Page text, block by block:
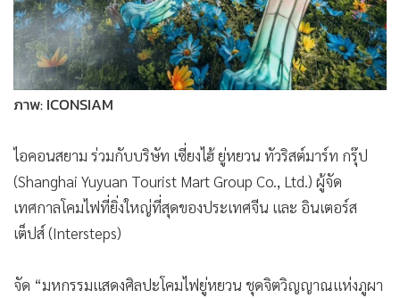
• ญี่ปุ่น
• News1
Gotomanager
ภาพ: ICONSIAM
ไอคอนสยาม ร่วมกับบริษัท เซี่ยงไฮ้ ยู่หยวน ทัวริสต์มาร์ท กรุ๊ป
(Shanghai Yuyuan Tourist Mart Group Co., Ltd.) ผู้จัด
เทศกาลโคมไฟที่ยิ่งใหญ่ที่สุดของประเทศจีน และ อินเตอร์ส
เต็ปส์ (Intersteps)
จัด “มหกรรมแสดงศิลปะโคมไฟยู่หยวน ชุดจิตวิญญาณแห่งภูผา